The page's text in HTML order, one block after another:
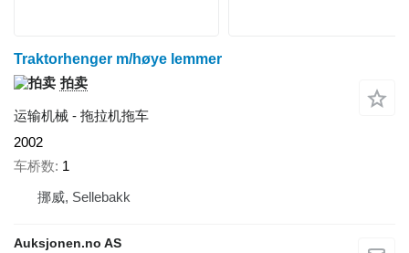
Traktorhenger m/høye lemmer
拍卖
运输机械 - 拖拉机拖车
2002
车桥数 1
挪威, Sellebakk
Auksjonen.no AS